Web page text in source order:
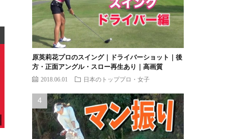
原英莉花プロのスイング｜ドライバーショット｜後
方・正面アングル・スロー再生あり｜高画質
2018.06.01 日本のトッププロ・女子